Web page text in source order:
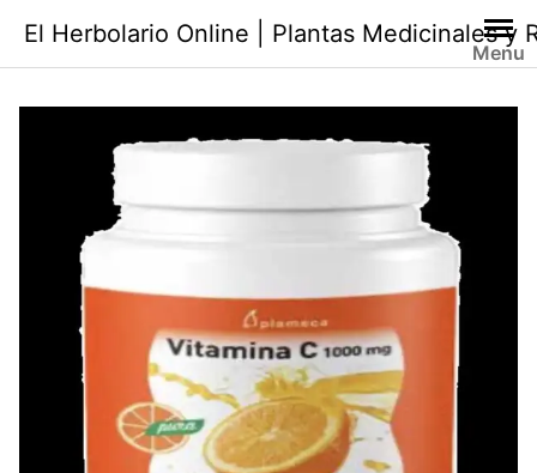
contenido
El Herbolario Online | Plantas Medicinales y
Menu